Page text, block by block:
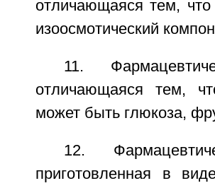
отличающаяся тем,
изоосмотический
11.
отличающаяся тем,
может быть глюкоза,
12.
приготовленная в